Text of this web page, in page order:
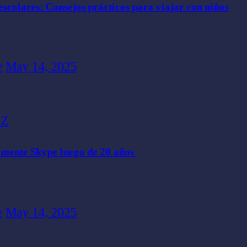
Consejos prácticos para viajar con niños
May 14, 2025
Skype luego de 20 años
May 14, 2025